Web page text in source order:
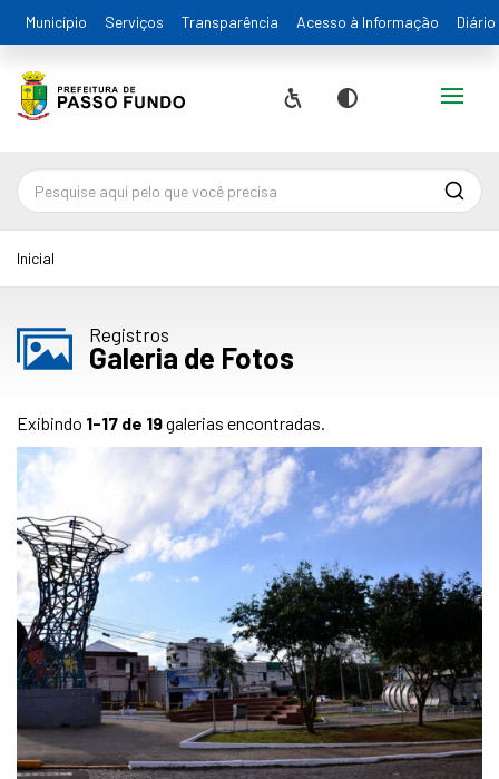
Município Serviços Transparência Acesso à Informação
Acessibilidade
Contraste
Alternar
Inicial
Registros
Galeria de Fotos
Exibindo 1-17 de 19galerias encontradas.